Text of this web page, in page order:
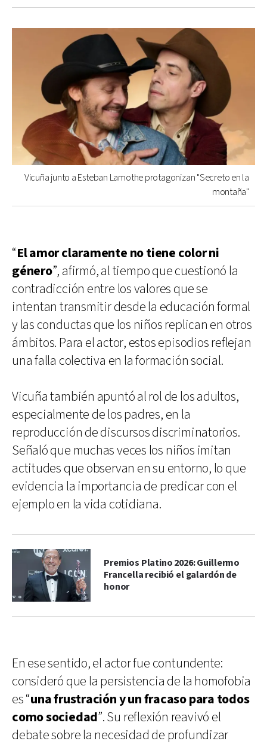
Vicuña junto a Esteban Lamothe protagonizan "Secreto en la
montaña"
“El amor claramente no tiene color ni
género”, afirmó, al tiempo que cuestionó la
contradicción entre los valores que se
intentan transmitir desde la educación formal
y las conductas que los niños replican en otros
ámbitos. Para el actor, estos episodios reflejan
una falla colectiva en la formación social.
Vicuña también apuntó al rol de los adultos,
especialmente de los padres, en la
reproducción de discursos discriminatorios.
Señaló que muchas veces los niños imitan
actitudes que observan en su entorno, lo que
evidencia la importancia de predicar con el
ejemplo en la vida cotidiana.
Premios Platino 2026: Guillermo
Francella recibió el galardón de
honor
En ese sentido, el actor fue contundente:
consideró que la persistencia de la homofobia
es “una frustración y un fracaso para todos
como sociedad”. Su reflexión reavivó el
debate sobre la necesidad de profundizar